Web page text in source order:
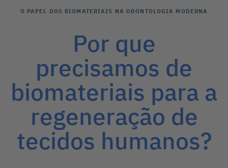
O PAPEL DOS BIOMATERIAIS NA ODONTOLOGIA MODERNA
Por que
precisamos de
biomateriais para a
regeneração de
tecidos humanos?